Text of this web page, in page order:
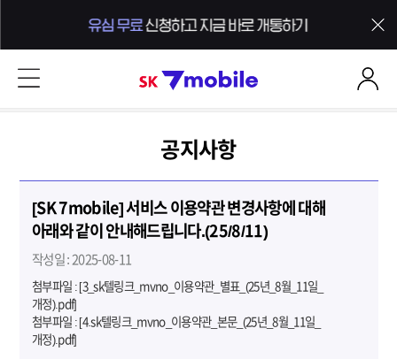
SK 7mobile
공지사항
[SK 7mobile] 서비스 이용약관 변경사항에 대해
아래와 같이 안내해드립니다.(25/8/11)
작성일 : 2025-08-11
첨부파일 : [3_sk텔링크_mvno_이용약관_별표_(25년_8월_11일_
개정).pdf]
첨부파일 : [4.sk텔링크_mvno_이용약관_본문_(25년_8월_11일_
개정).pdf]